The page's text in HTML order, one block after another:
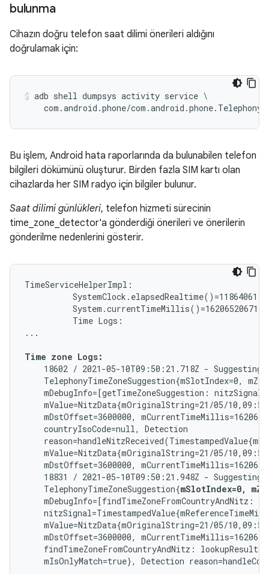
bulunma
Cihazın doğru telefon saat dilimi önerileri aldığını
doğrulamak için:
adb shell dumpsys activity service \
com.android.phone/
Bu işlem, Android hata raporlarında da bulunabilen telefon
bilgileri dökümünü oluşturur. Birden fazla SIM kartı olan
cihazlarda her SIM radyo için bilgiler bulunur.
Saat dilimi günlükleri, telefon hizmeti sürecinin
time_zone_detector'a gönderdiği önerileri ve önerilerin
gönderilme nedenlerini gösterir.
TimeServiceHelperImpl:
          SystemClock.elapsedRealtime()=11864061
          System.currentTimeMillis()=1620652067178
          Time Logs:
...
Time zone Logs:
18602 / 2021-05-10T09:50:21.718Z - Suggesting
TelephonyTimeZoneSuggestion{mSlotIndex=0,
mDebugInfo=[getTimeZoneSuggestion:
mValue=NitzData{mOriginalString=21/05/
mDstOffset=3600000,
    countryIsoCode=null, Detection
mValue=NitzData{mOriginalString=21/05/
mDstOffset=3600000,
18831 / 2021-05-10T09:50:21.948Z - Suggesting
    TelephonyTimeZoneSuggestion{
mSlotIndex=0,
mDebugInfo=[findTimeZoneFromCountryAndNitz:
mValue=NitzData{mOriginalString=21/05/
mDstOffset=3600000,
findTimeZoneFromCountryAndNitz:
mIsOnlyMatch=true}, Detection